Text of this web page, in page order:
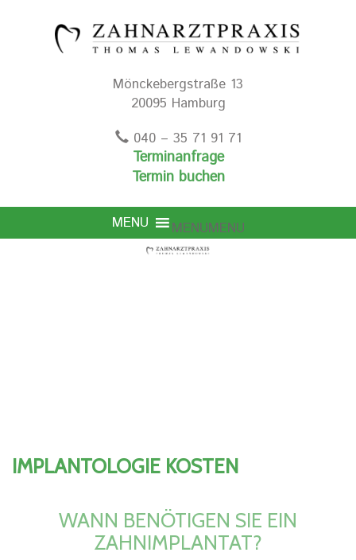
Mönckebergstraße 13
20095 Hamburg
040 – 35 71 91 71
Terminanfrage
Termin buchen
MENUMENU
IMPLANTOLOGIE KOSTEN
WANN BENÖTIGEN SIE EIN
ZAHNIMPLANTAT?